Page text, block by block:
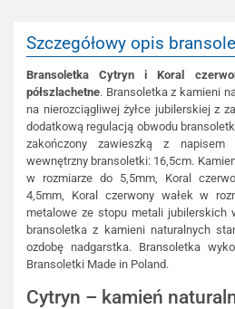
Szczegółowy opis
Bransoletka Cytryn i Koral
półszlachetne. Bransoletka z kamieni
na nierozciągliwej żyłce jubilerskiej z
dodatkową regulacją obwodu
zakończony zawieszką z napisem
wewnętrzny bransoletki: 16,5cm.
w rozmiarze do 5,5mm, Koral
4,5mm, Koral czerwony wałek w
metalowe ze stopu metali jubilerskich
bransoletka z kamieni naturalnych
ozdobę nadgarstka. Bransoletka
Bransoletki Made in Poland.
Cytryn – kamień